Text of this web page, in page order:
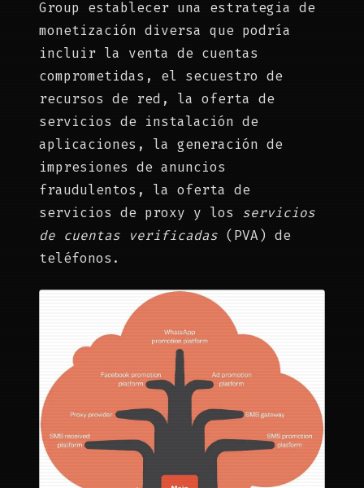
Group establecer una estrategia de
monetización diversa que podría
incluir la venta de cuentas
comprometidas, el secuestro de
recursos de red, la oferta de
servicios de instalación de
aplicaciones, la generación de
impresiones de anuncios
fraudulentos, la oferta de
servicios de proxy y los servicios
de cuentas verificadas (PVA) de
teléfonos.